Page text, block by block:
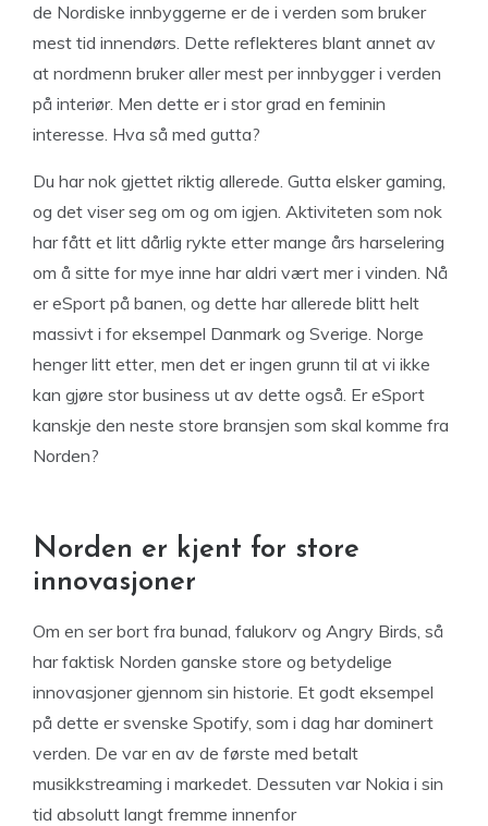
de Nordiske innbyggerne er de i verden som bruker
mest tid innendørs. Dette reflekteres blant annet av
at nordmenn bruker aller mest per innbygger i verden
på interiør. Men dette er i stor grad en feminin
interesse. Hva så med gutta?
Du har nok gjettet riktig allerede. Gutta elsker gaming,
og det viser seg om og om igjen. Aktiviteten som nok
har fått et litt dårlig rykte etter mange års harselering
om å sitte for mye inne har aldri vært mer i vinden. Nå
er eSport på banen, og dette har allerede blitt helt
massivt i for eksempel Danmark og Sverige. Norge
henger litt etter, men det er ingen grunn til at vi ikke
kan gjøre stor business ut av dette også. Er eSport
kanskje den neste store bransjen som skal komme fra
Norden?
Norden er kjent for store
innovasjoner
Om en ser bort fra bunad, falukorv og Angry Birds, så
har faktisk Norden ganske store og betydelige
innovasjoner gjennom sin historie. Et godt eksempel
på dette er svenske Spotify, som i dag har dominert
verden. De var en av de første med betalt
musikkstreaming i markedet. Dessuten var Nokia i sin
tid absolutt langt fremme innenfor